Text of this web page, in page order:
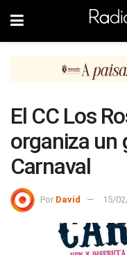
El CC Los
organiza un
Carnaval
Por David 15/